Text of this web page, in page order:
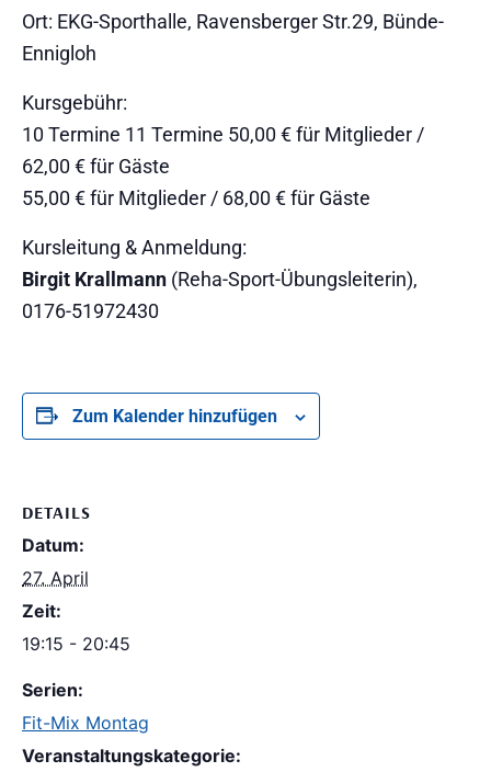
Ort: EKG-Sporthalle, Ravensberger Str.29, Bünde-
Ennigloh
Kursgebühr:
10 Termine 11 Termine 50,00 € für Mitglieder /
62,00 € für Gäste
55,00 € für Mitglieder / 68,00 € für Gäste
Kursleitung & Anmeldung:
Birgit Krallmann (Reha-Sport-Übungsleiterin),
0176-51972430
Zum Kalender hinzufügen
DETAILS
Datum:
27. April
Zeit:
19:15 - 20:45
Serien:
Fit-Mix Montag
Veranstaltungskategorie: